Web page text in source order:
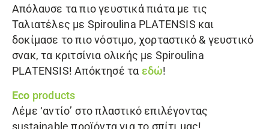
Απόλαυσε τα πιο γευστικά πιάτα με τις
Ταλιατέλες με Spiroulina PLATENSIS και
δοκίμασε το πιο νόστιμο, χορταστικό & γευστικό
σνακ, τα κριτσίνια ολικής με Spiroulina
PLATENSIS! Απόκτησέ τα εδώ!
Eco products
Λέμε ‘αντίο’ στο πλαστικό επιλέγοντας
sustainable προϊόντα για το σπίτι μας!